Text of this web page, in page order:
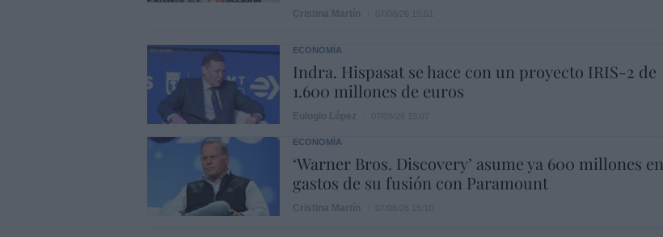
ECONOMÍA
Indra. Hispasat se hace con un proyecto IRIS-2 de
1.600 millones de euros
ECONOMÍA
‘Warner Bros. Discovery’ asume ya 600 millones en
gastos de su fusión con Paramount